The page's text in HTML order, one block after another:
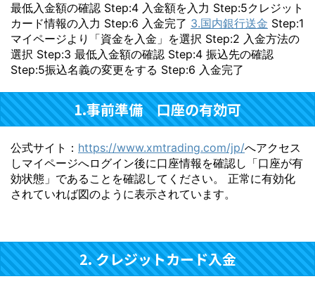
最低入金額の確認 Step:4 入金額を入力 Step:5クレジット
カード情報の入力 Step:6 入金完了 3.国内銀行送金 Step:1
マイページより「資金を入金」を選択 Step:2 入金方法の
選択 Step:3 最低入金額の確認 Step:4 振込先の確認
Step:5振込名義の変更をする Step:6 入金完了
1.事前準備 口座の有効可
公式サイト： https://www.xmtrading.com/jp/へアクセス
しマイページへログイン後に口座情報を確認し「口座が有
効状態」であることを確認してください。 正常に有効化
されていれば図のように表示されています。
2. クレジットカード入金